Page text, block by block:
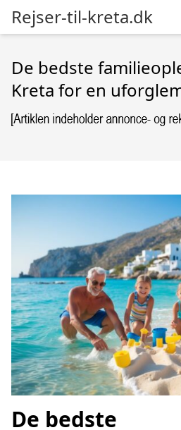
Rejser-til-kreta.dk
De bedste
Kreta for en
De bedste